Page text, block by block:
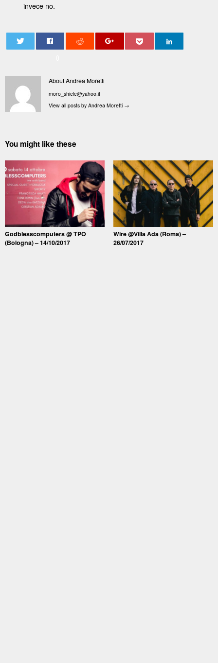
invece no.
About Andrea Moretti
moro_shiele@yahoo.it
View all posts by Andrea Moretti →
You might like these
Godblesscomputers @ TPO
(Bologna) – 14/10/2017
Wire @Villa Ada (Roma) –
26/07/2017